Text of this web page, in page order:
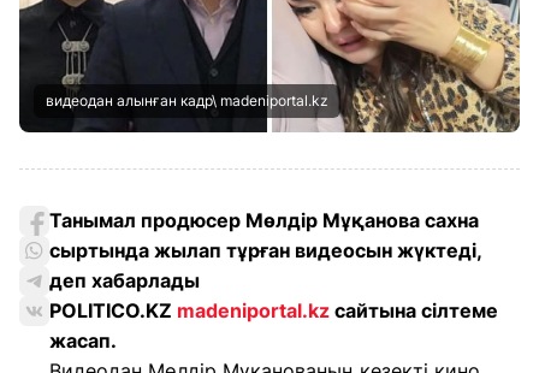
видеодан алынған кадр\ madeniportal.kz
Танымал продюсер Мөлдір Мұқанова сахна
сыртында жылап тұрған видеосын жүктеді,
деп хабарлады
POLITICO.KZ madeniportal.kz cайтына сілтеме
жасап.